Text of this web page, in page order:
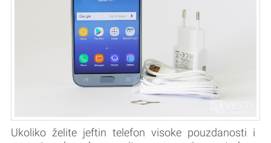
Ukoliko želite jeftin telefon visoke pouzdanosti i